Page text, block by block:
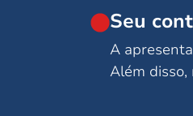
Seu
A
Além